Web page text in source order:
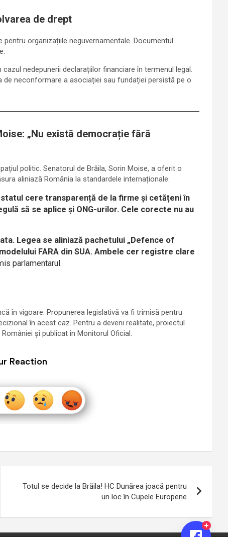
de drept
organizațiile neguvernamentale. Documentul
cazul nedepunerii declarațiilor financiare în termenul legal.
neconformare a asociației sau fundației persistă pe o
„Nu există democrație fără
politic. Senatorul de Brăila, Sorin Moise, a oferit o
aliniază România la standardele internaționale:
cere transparență de la firme și cetățeni în
să se aplice și ONG-urilor. Cele corecte nu au
Legea se aliniază pachetului „Defence of
FARA din SUA. Ambele cer registre clare
parlamentarul.
în vigoare. Propunerea legislativă va fi trimisă pentru
în acest caz. Pentru a deveni realitate, proiectul
și publicat în Monitorul Oficial.
Reaction
Totul se decide la Brăila! HC Dunărea joacă pentru
un loc în Cupele Europene